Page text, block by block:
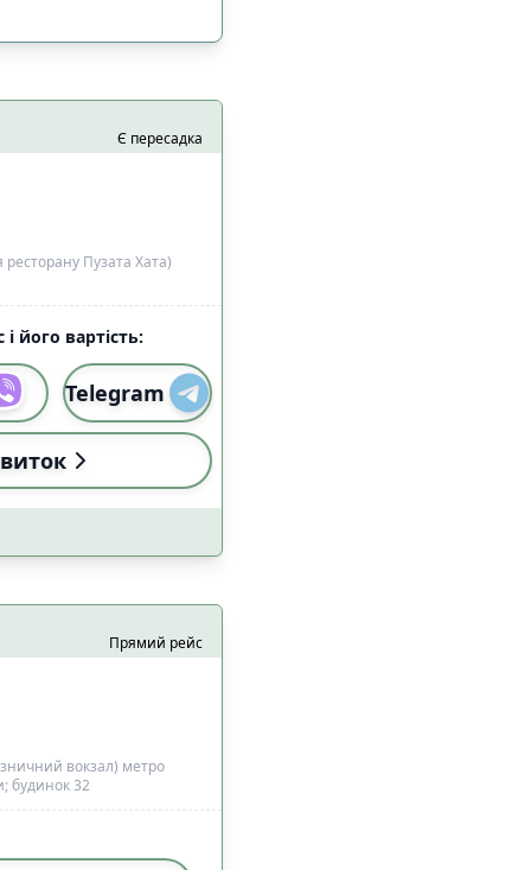
(18:00-22:59) 0
(18:00-22:59) 2
Є пересадка
Пузата Хата)
його вартість:
Telegram
Прямий рейс
вокзал) метро
будинок 32